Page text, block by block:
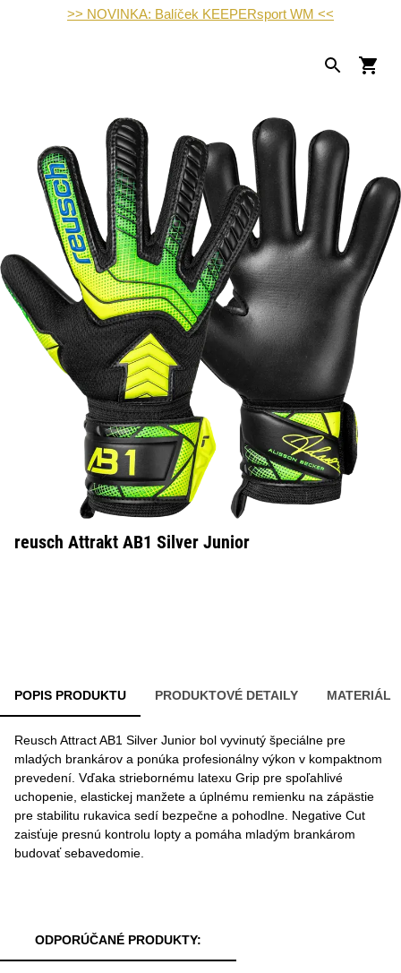
>> NOVINKA: Balíček KEEPERsport WM <<
reusch Attrakt AB1 Silver Junior
POPIS PRODUKTU PRODUKTOVÉ DETAILY MATERIÁL
Reusch Attract AB1 Silver Junior bol vyvinutý špeciálne pre
mladých brankárov a ponúka profesionálny výkon v kompaktnom
prevedení. Vďaka striebornému latexu Grip pre spoľahlivé
uchopenie, elastickej manžete a úplnému remienku na zápästie
pre stabilitu rukavica sedí bezpečne a pohodlne. Negative Cut
zaisťuje presnú kontrolu lopty a pomáha mladým brankárom
budovať sebavedomie.
ODPORÚČANÉ PRODUKTY: